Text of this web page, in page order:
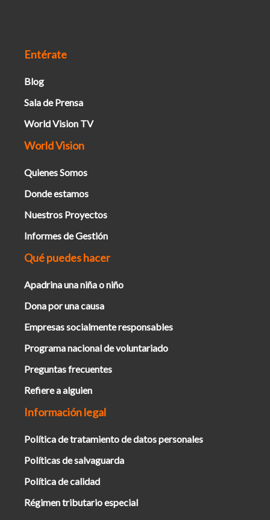
Entérate
Blog
Sala de Prensa
World Vision TV
World Vision
Quienes Somos
Donde estamos
Nuestros Proyectos
Informes de Gestión
Qué puedes hacer
Apadrina una niña o niño
Dona por una causa
Empresas socialmente responsables
Programa nacional de voluntariado
Preguntas frecuentes
Refiere a alguien
Información legal
Política de tratamiento de datos personales
Políticas de salvaguarda
Política de calidad
Régimen tributario especial